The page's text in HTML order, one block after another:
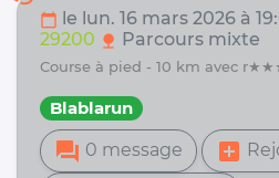
calendar_today le lun. 16 mars 2026 à
29200 nature Parcours mixte
course à pied - 10 km avec
Blablarun
forum 0 message add_box